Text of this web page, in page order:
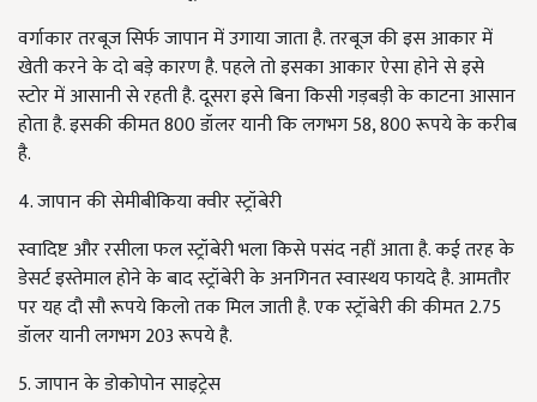
वर्गाकार तरबूज सिर्फ जापान में उगाया जाता है. तरबूज की इस आकार में
खेती करने के दो बड़े कारण है. पहले तो इसका आकार ऐसा होने से इसे
स्टोर में आसानी से रहती है. दूसरा इसे बिना किसी गड़बड़ी के काटना आसान
होता है. इसकी कीमत 800 डॉलर यानी कि लगभग 58, 800 रूपये के करीब
है.
4. जापान की सेमीबीकिया क्वीर स्ट्रॉबेरी
स्वादिष्ट और रसीला फल स्ट्रॉबेरी भला किसे पसंद नहीं आता है. कई तरह के
डेसर्ट इस्तेमाल होने के बाद स्ट्रॉबेरी के अनगिनत स्वास्थय फायदे है. आमतौर
पर यह दौ सौ रूपये किलो तक मिल जाती है. एक स्ट्रॉबेरी की कीमत 2.75
डॉलर यानी लगभग 203 रूपये है.
5. जापान के डोकोपोन साइट्रेस